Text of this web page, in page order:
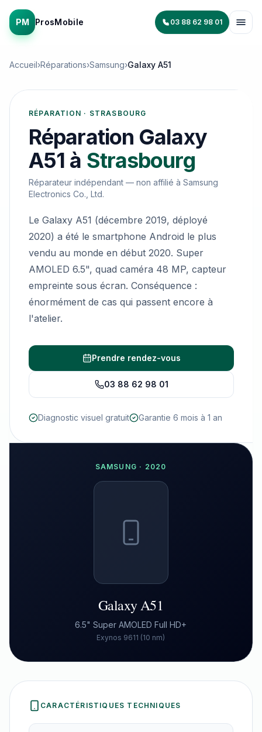
PM ProsMobile 03 88 62 98 01
Accueil›Réparations›Samsung›Galaxy A51
RÉPARATION · STRASBOURG
Réparation Galaxy
A51 à Strasbourg
Réparateur indépendant — non affilié à Samsung
Electronics Co., Ltd.
Le Galaxy A51 (décembre 2019, déployé
2020) a été le smartphone Android le plus
vendu au monde en début 2020. Super
AMOLED 6.5", quad caméra 48 MP, capteur
empreinte sous écran. Conséquence :
énormément de cas qui passent encore à
l'atelier.
Prendre rendez-vous
03 88 62 98 01
Diagnostic visuel gratuit Garantie 6 mois à 1 an
SAMSUNG · 2020
Galaxy A51
6.5" Super AMOLED Full HD+
Exynos 9611 (10 nm)
CARACTÉRISTIQUES TECHNIQUES